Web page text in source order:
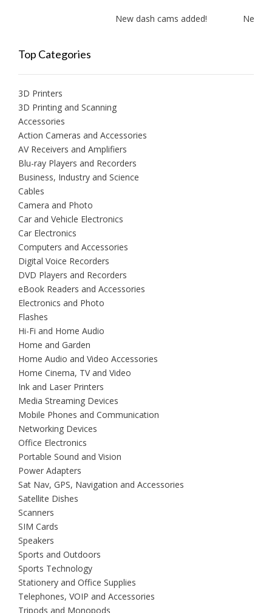
New dash cams added! New
Top Categories
3D Printers
3D Printing and Scanning
Accessories
Action Cameras and Accessories
AV Receivers and Amplifiers
Blu-ray Players and Recorders
Business, Industry and Science
Cables
Camera and Photo
Car and Vehicle Electronics
Car Electronics
Computers and Accessories
Digital Voice Recorders
DVD Players and Recorders
eBook Readers and Accessories
Electronics and Photo
Flashes
Hi-Fi and Home Audio
Home and Garden
Home Audio and Video Accessories
Home Cinema, TV and Video
Ink and Laser Printers
Media Streaming Devices
Mobile Phones and Communication
Networking Devices
Office Electronics
Portable Sound and Vision
Power Adapters
Sat Nav, GPS, Navigation and Accessories
Satellite Dishes
Scanners
SIM Cards
Speakers
Sports and Outdoors
Sports Technology
Stationery and Office Supplies
Telephones, VOIP and Accessories
Tripods and Monopods